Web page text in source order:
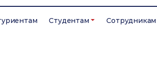
Студентам Сотрудникам